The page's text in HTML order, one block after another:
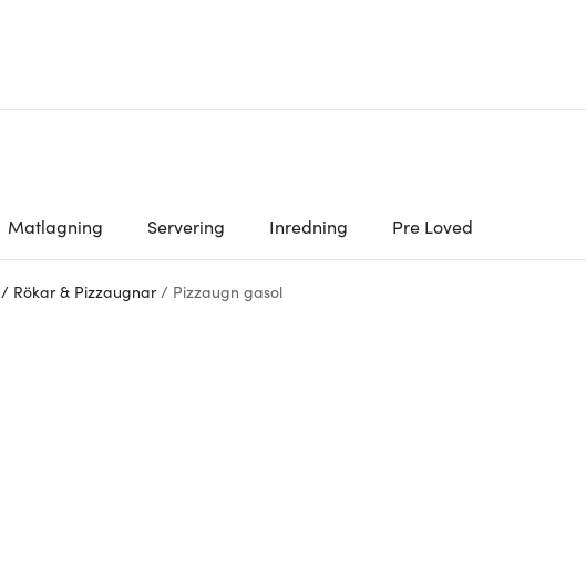
Matlagning Servering Inredning Pre Loved
/ Rökar & Pizzaugnar / Pizzaugn gasol